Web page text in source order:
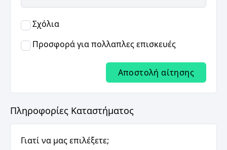
Σχόλια
Προσφορά για πολλαπλες επισκευές
Αποστολή αίτησης
Πληροφορίες Καταστήματος
Γιατί να μας επιλέξετε;